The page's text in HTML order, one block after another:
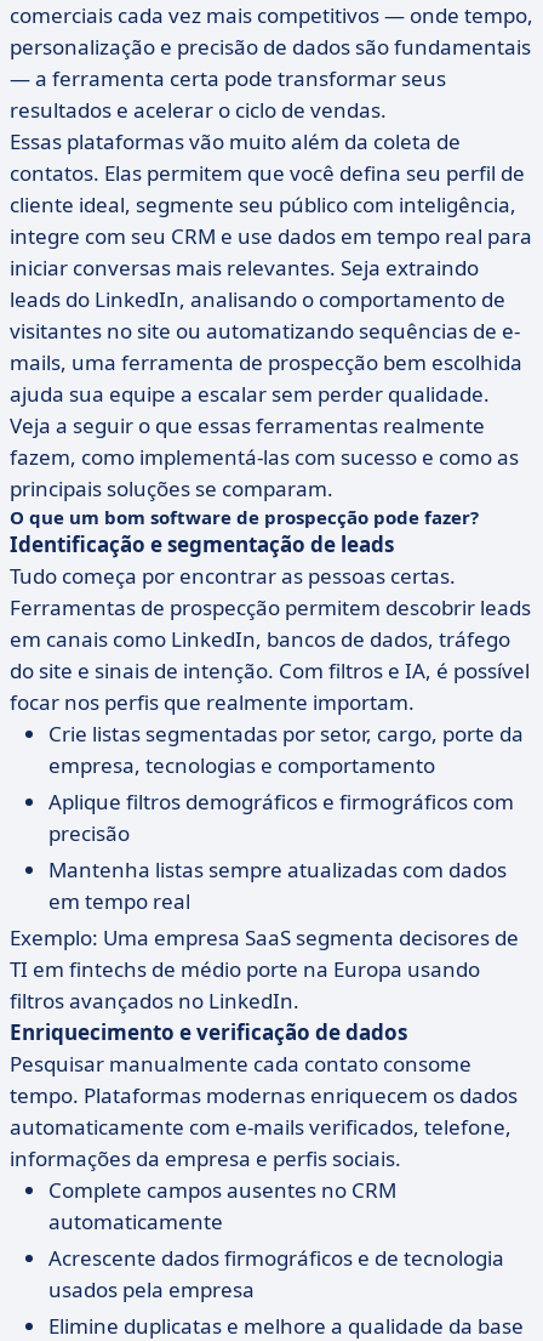
comerciais cada vez mais competitivos — onde tempo,
personalização e precisão de dados são fundamentais
— a ferramenta certa pode transformar seus
resultados e acelerar o ciclo de vendas.
Essas plataformas vão muito além da coleta de
contatos. Elas permitem que você defina seu perfil de
cliente ideal, segmente seu público com inteligência,
integre com seu CRM e use dados em tempo real para
iniciar conversas mais relevantes. Seja extraindo
leads do LinkedIn, analisando o comportamento de
visitantes no site ou automatizando sequências de e-
mails, uma ferramenta de prospecção bem escolhida
ajuda sua equipe a escalar sem perder qualidade.
Veja a seguir o que essas ferramentas realmente
fazem, como implementá-las com sucesso e como as
principais soluções se comparam.
O que um bom software de prospecção pode fazer?
Identificação e segmentação de leads
Tudo começa por encontrar as pessoas certas.
Ferramentas de prospecção permitem descobrir leads
em canais como LinkedIn, bancos de dados, tráfego
do site e sinais de intenção. Com filtros e IA, é possível
focar nos perfis que realmente importam.
Crie listas segmentadas por setor, cargo, porte da
empresa, tecnologias e comportamento
Aplique filtros demográficos e firmográficos com
precisão
Mantenha listas sempre atualizadas com dados
em tempo real
Exemplo: Uma empresa SaaS segmenta decisores de
TI em fintechs de médio porte na Europa usando
filtros avançados no LinkedIn.
Enriquecimento e verificação de dados
Pesquisar manualmente cada contato consome
tempo. Plataformas modernas enriquecem os dados
automaticamente com e-mails verificados, telefone,
informações da empresa e perfis sociais.
Complete campos ausentes no CRM
automaticamente
Acrescente dados firmográficos e de tecnologia
usados pela empresa
Elimine duplicatas e melhore a qualidade da base